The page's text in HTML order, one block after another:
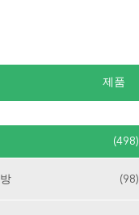
제품
(498)
(98)